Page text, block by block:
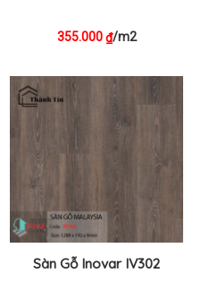
355.000₫/m2
Sàn Gỗ Inovar IV302